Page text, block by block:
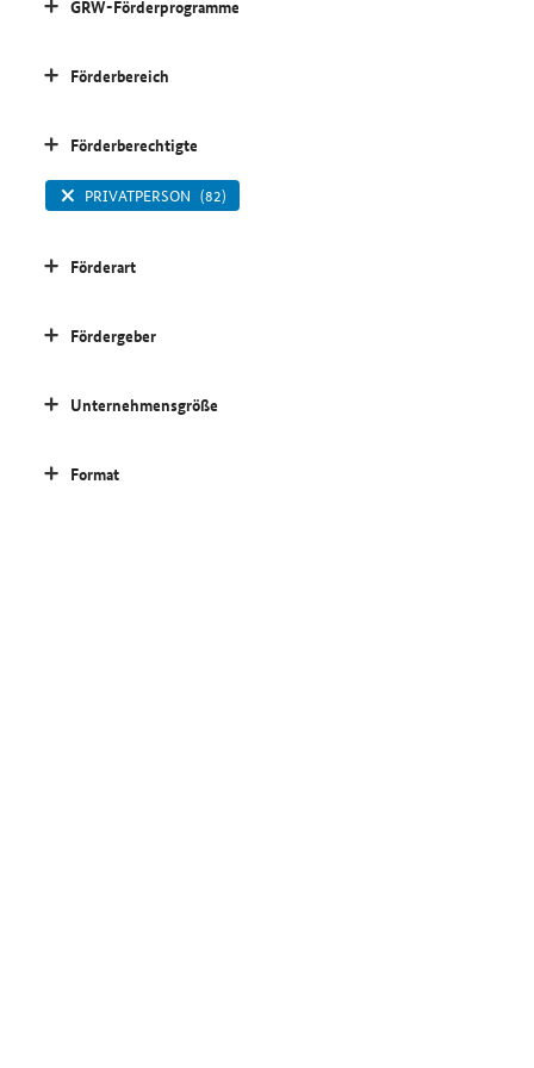
GRW-Förderprogramme
Förderbereich
Förderberechtigte
PRIVATPERSON (82)
Förderart
Fördergeber
Unternehmensgröße
Format